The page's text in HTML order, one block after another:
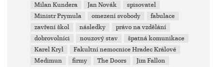
Milan Kundera
Jan Novák
spisovatel
Ministr Prymula
omezení svobody
fabulace
zavření škol
následky
právo na vzdělání
dobrovolníci
nouzový stav
špatná komunikace
Karel Kryl
Fakultní nemocnice Hradec Králové
Medimun
firmy The Doors
Jim Fallon